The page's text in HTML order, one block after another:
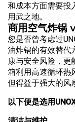
和成本方面需要投
用武之地。
商用空气炸锅
您是否曾考虑过
油炸锅的有效替代
康与安全风险，更
箱利用高速循环热
但得益于强大的风
以下便是选用